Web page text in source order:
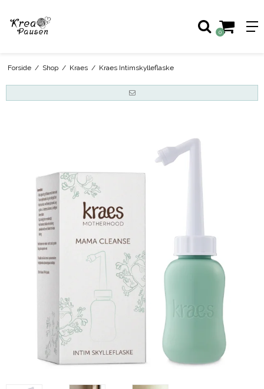
0
Forside / Shop / Kraes / Kraes Intimskylleflaske